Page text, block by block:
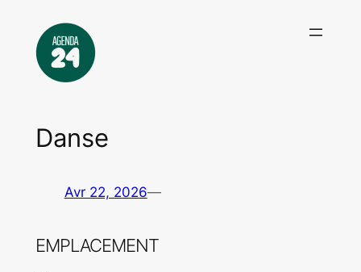
contenu
Danse
Avr 22, 2026—
EMPLACEMENT